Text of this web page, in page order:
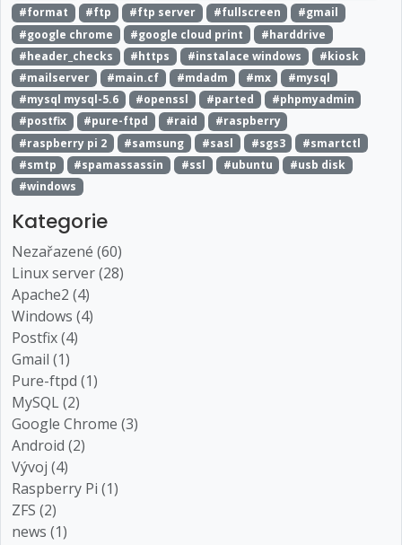
#format
#ftp #ftp server #fullscreen
#gmail
#google chrome
#google cloud print
#harddrive
#header_checks
#https #instalace windows
#kiosk
#mailserver
#main.cf #mdadm #mx
#mysql
#mysql mysql-5.6
#openssl #parted
#phpmyadmin
#postfix
#pure-ftpd #raid
#raspberry
#raspberry pi 2
#samsung #sasl #sgs3
#smartctl
#smtp
#spamassassin #ssl #ubuntu
#usb disk
#windows
Kategorie
Nezařazené (60)
Linux server (28)
Apache2 (4)
Windows (4)
Postfix (4)
Gmail (1)
Pure-ftpd (1)
MySQL (2)
Google Chrome (3)
Android (2)
Vývoj (4)
Raspberry Pi (1)
ZFS (2)
news (1)